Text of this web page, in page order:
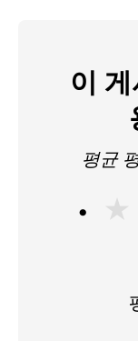
이
평균
★